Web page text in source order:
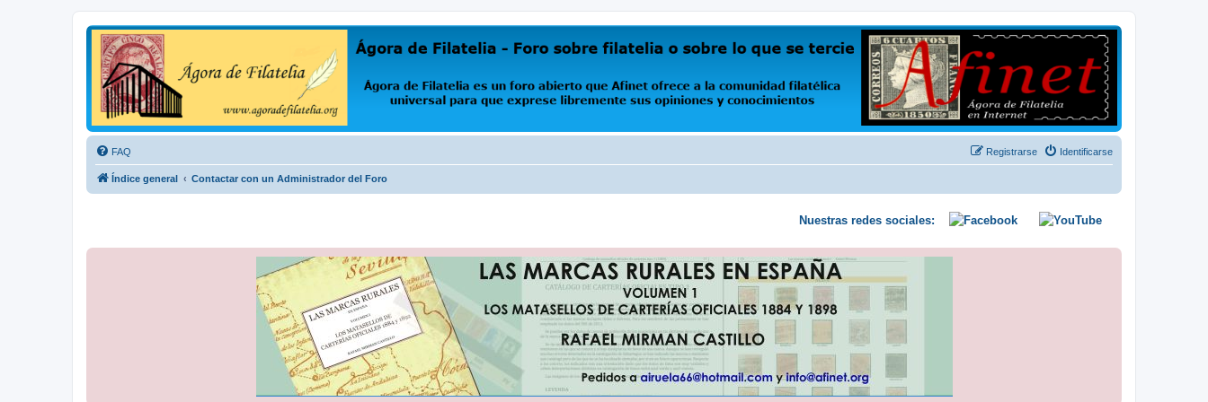
Ágora de Filatelia
Foro sobre filatelia o sobre lo que se tercie. Ágora de Filatelia es un foro abierto que Afinet ofrece a la comunidad filatélica universal para que exprese libremente sus opiniones y conocimientos
FAQ Identificarse
Registrarse
Índice general Contactar con un Administrador del Foro
Nuestras redes sociales: